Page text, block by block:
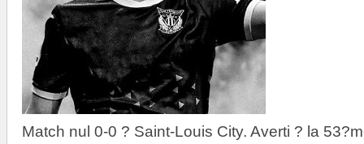
Match nul 0-0 ? Saint-Louis City. Averti ? la